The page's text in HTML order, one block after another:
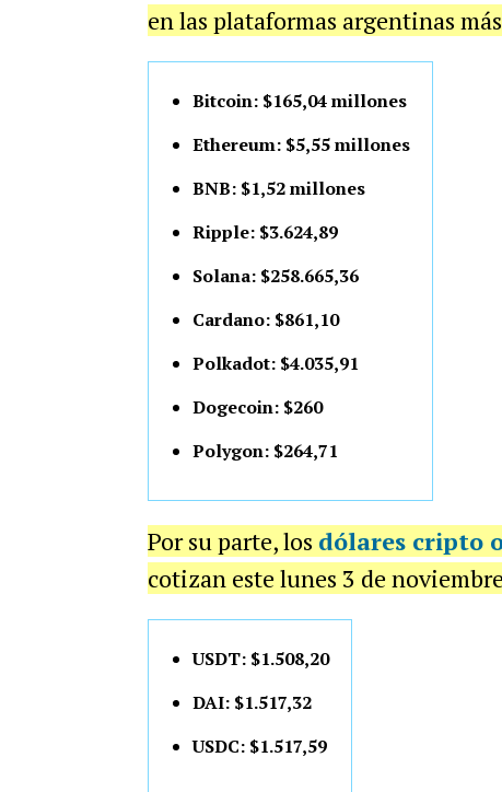
en las plataformas argentinas
Bitcoin: $165,04 millones
Ethereum: $5,55 millones
BNB: $1,52 millones
Ripple: $3.624,89
Solana: $258.665,36
Cardano: $861,10
Polkadot: $4.035,91
Dogecoin: $260
Polygon: $264,71
Por su parte, los dólares cripto
cotizan este lunes 3 de
USDT: $1.508,20
DAI: $1.517,32
USDC: $1.517,59